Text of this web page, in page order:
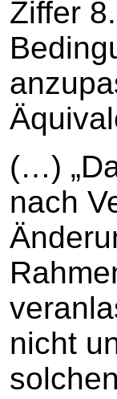
Ziffer
(…)
nach
nicht